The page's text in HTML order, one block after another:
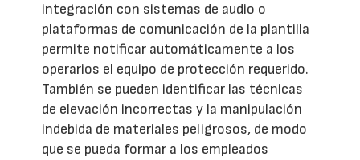
integración con sistemas de audio o
plataformas de comunicación de la plantilla
permite notificar automáticamente a los
operarios el equipo de protección requerido.
También se pueden identificar las técnicas
de elevación incorrectas y la manipulación
indebida de materiales peligrosos, de modo
que se pueda formar a los empleados